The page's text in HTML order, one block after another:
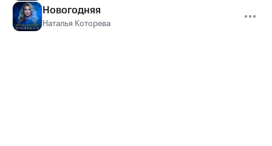
Новогодняя
Наталья Которева